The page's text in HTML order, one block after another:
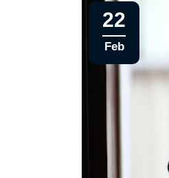
22
Feb